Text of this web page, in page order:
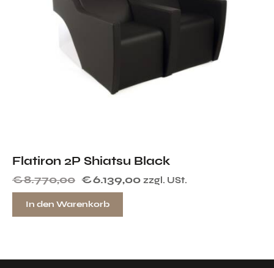
Flatiron 2P Shiatsu Black
€8.770,00 €6.139,00 zzgl. USt.
In den Warenkorb